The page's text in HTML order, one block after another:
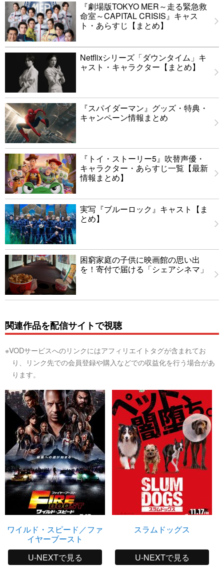
『劇場版TOKYO MER～走る緊急救
命室～CAPITAL CRISIS』キャス
ト・あらすじ【まとめ】
Netflixシリーズ「ダウンタイム」キ
ャスト・キャラクター【まとめ】
『スパイダーマン』グッズ・特典・
キャンペーン情報まとめ
『トイ・ストーリー5』吹替声優・
キャラクター・あらすじ一覧【最新
情報まとめ】
実写『ブルーロック』キャスト【ま
とめ】
困窮家庭の子供に映画館の思い出
を！寄付で届ける「シェアシネマ」
関連作品を配信サイトで視聴
※VODサービスへのリンクにはアフィリエイトタグが含まれてお
り、リンク先での会員登録や購入などでの収益化を行う場合があ
ります。
ワイルド・スピード／ファ
イヤーブースト
U-NEXTで見る
スラムドッグス
U-NEXTで見る